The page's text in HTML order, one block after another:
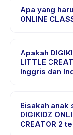
Alamat
Apa yang
ONLINE
nyaman, air
ONLINE CLASS
Penyedia akan
Apakah
LITTLE
Inggris dan
Beberapa
CLASS | 8X
Inggris, cek
Bisakah anak
DIGIKIDZ
CREATOR 2